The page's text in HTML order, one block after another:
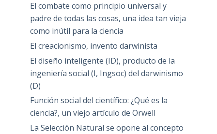
El combate como principio universal y
padre de todas las cosas, una idea tan vieja
como inútil para la ciencia
El creacionismo, invento darwinista
El diseño inteligente (ID), producto de la
ingeniería social (I, Ingsoc) del darwinismo
(D)
Función social del científico: ¿Qué es la
ciencia?, un viejo artículo de Orwell
La Selección Natural se opone al concepto